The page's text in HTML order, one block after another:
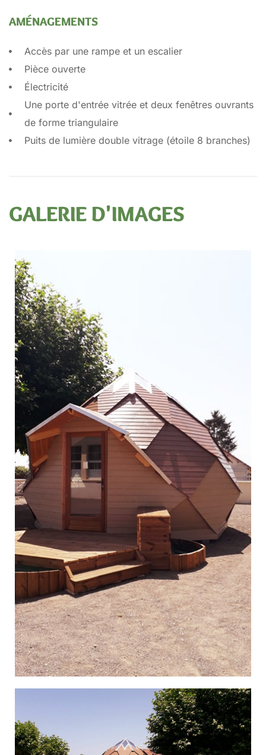
AMÉNAGEMENTS
Accès par une rampe et un escalier
Pièce ouverte
Électricité
Une porte d'entrée vitrée et deux fenêtres ouvrants
de forme triangulaire
Puits de lumière double vitrage (étoile 8 branches)
GALERIE D'IMAGES